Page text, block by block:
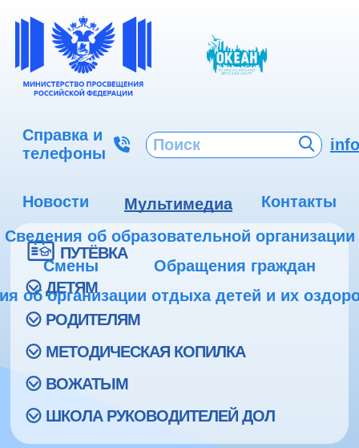
Справка и
телефоны
Новости Мультимедиа
Контакты
Сведения об образовательной организации
Смены
Обращения граждан
об организации отдыха детей и их
ПУТЁВКА
ДЕТЯМ
РОДИТЕЛЯМ
МЕТОДИЧЕСКАЯ КОПИЛКА
ВОЖАТЫМ
ШКОЛА РУКОВОДИТЕЛЕЙ ДОЛ